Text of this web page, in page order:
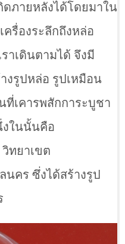
ดภายหลังได้โดยมาใน
รื่องระลึกถึงหล่อ
าเดินตามได้ จึงมี
งรูปหล่อ รูปเหมือน
ที่เคารพสักการะบูชา
ในนั้นคือ
ทยาเขต
นคร ซึ่งได้สร้างรูป